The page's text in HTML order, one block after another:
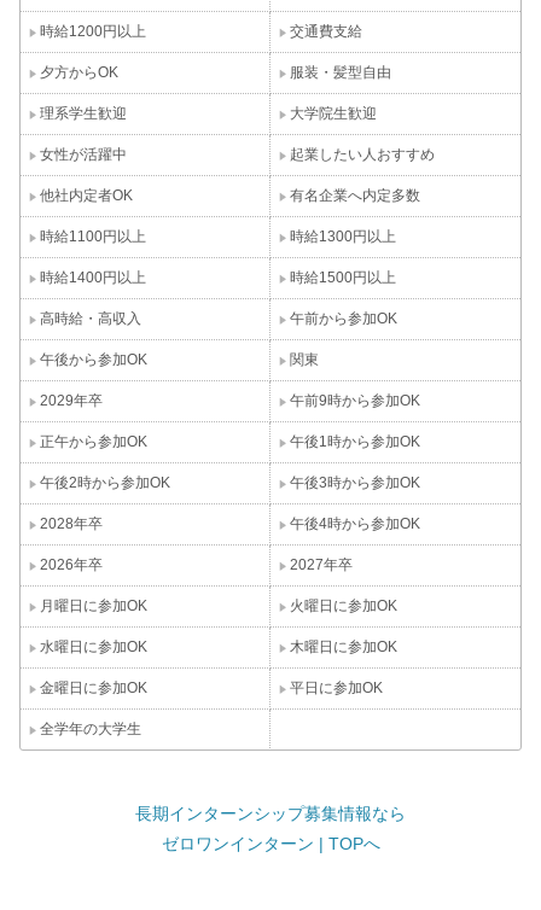
時給1200円以上 交通費支給
夕方からOK 服装・髪型自由
理系学生歓迎 大学院生歓迎
女性が活躍中 起業したい人おすすめ
他社内定者OK 有名企業へ内定多数
時給1100円以上 時給1300円以上
時給1400円以上 時給1500円以上
高時給・高収入 午前から参加OK
午後から参加OK 関東
2029年卒 午前9時から参加OK
正午から参加OK 午後1時から参加OK
午後2時から参加OK 午後3時から参加OK
2028年卒 午後4時から参加OK
2026年卒 2027年卒
月曜日に参加OK 火曜日に参加OK
水曜日に参加OK 木曜日に参加OK
金曜日に参加OK 平日に参加OK
全学年の大学生
長期インターンシップ募集情報なら
ゼロワンインターン | TOPへ